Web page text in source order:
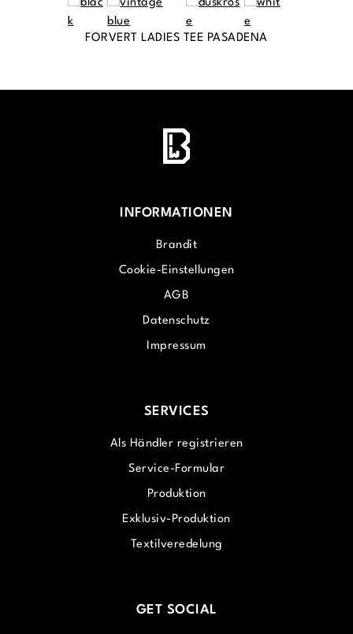
FORVERT LADIES TEE PASADENA
INFORMATIONEN
Brandit
Cookie-Einstellungen
AGB
Datenschutz
Impressum
SERVICES
Als Händler registrieren
Service-Formular
Produktion
Exklusiv-Produktion
Textilveredelung
GET SOCIAL